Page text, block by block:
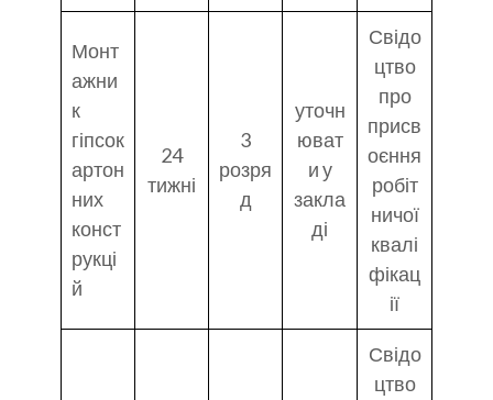
Монт
ажни
к
гіпсок
артон
них
конст
рукці
й
24
тижні
3
розря
д
уточн
юват
и у
закла
ді
Свідо
цтво
про
присв
оєння
робіт
ничої
квалі
фікац
ії
Свідо
цтво